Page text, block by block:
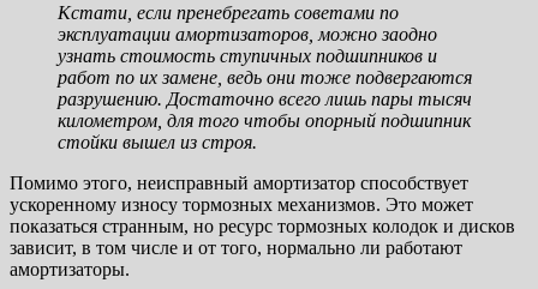
Кстати, если пренебрегать советами по
эксплуатации амортизаторов, можно заодно
узнать стоимость ступичных подшипников и
работ по их замене, ведь они тоже подвергаются
разрушению. Достаточно всего лишь пары тысяч
километром, для того чтобы опорный подшипник
стойки вышел из строя.
Помимо этого, неисправный амортизатор способствует
ускоренному износу тормозных механизмов. Это может
показаться странным, но ресурс тормозных колодок и дисков
зависит, в том числе и от того, нормально ли работают
амортизаторы.